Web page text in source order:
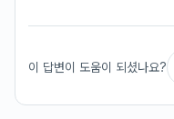
이 답변이 도움이 되셨나요?